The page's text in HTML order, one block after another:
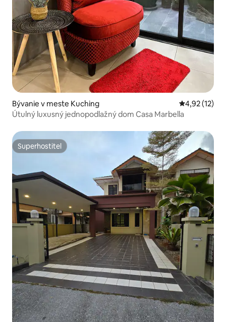
Bývanie v meste Kuching Priemerné
4,92 (12)
Útulný luxusný jednopodlažný dom Casa Marbella
Superhostiteľ
Superhostiteľ